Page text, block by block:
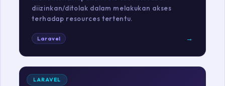
diizinkan/ditolak dalam melakukan akses
terhadap resources tertentu.
Laravel →
LARAVEL